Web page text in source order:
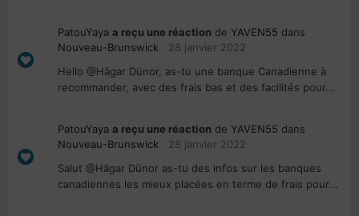
PatouYaya a reçu une réaction de YAVEN55 dans
Nouveau-Brunswick
28 janvier 2022
Hello @Hägar Dünor, as-tu une banque Canadienne à
recommander, avec des frais bas et des facilités pour...
PatouYaya a reçu une réaction de YAVEN55 dans
Nouveau-Brunswick
28 janvier 2022
Salut @Hägar Dünor as-tu des infos sur les banques
canadiennes les mieux placées en terme de frais pour...